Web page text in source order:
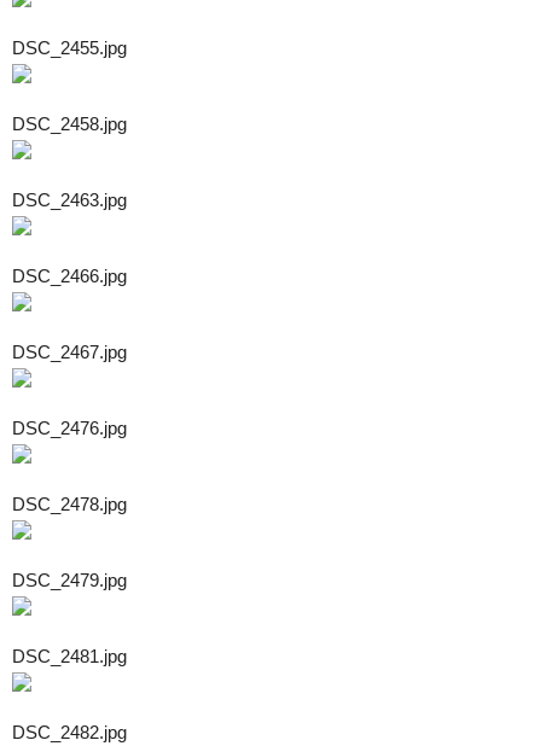
DSC_2455.jpg
DSC_2458.jpg
DSC_2463.jpg
DSC_2466.jpg
DSC_2467.jpg
DSC_2476.jpg
DSC_2478.jpg
DSC_2479.jpg
DSC_2481.jpg
DSC_2482.jpg